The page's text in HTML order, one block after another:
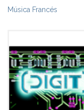
Música Francés